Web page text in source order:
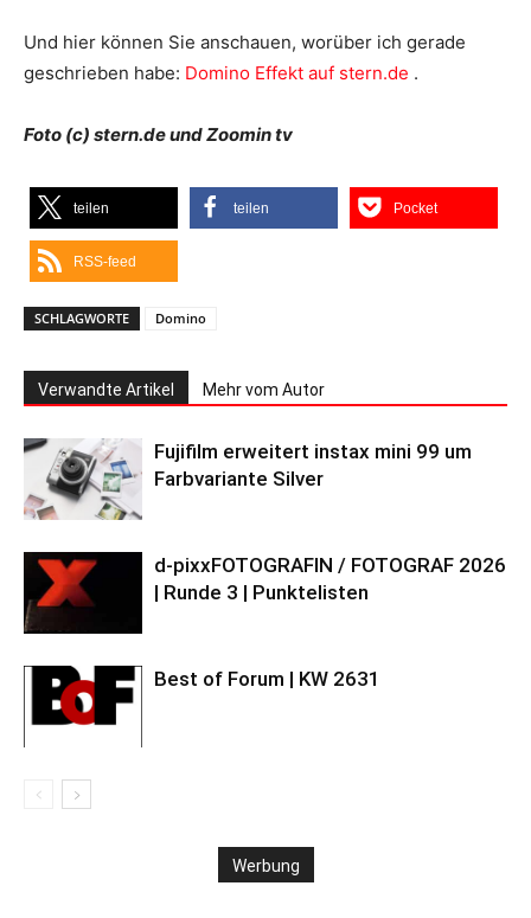
Und hier können Sie anschauen, worüber ich gerade
geschrieben habe: Domino Effekt auf stern.de .
Foto (c) stern.de und Zoomin tv
teilen teilen Pocket
RSS-feed
SCHLAGWORTE Domino
Verwandte Artikel Mehr vom Autor
Fujifilm erweitert instax mini 99 um
Farbvariante Silver
d-pixxFOTOGRAFIN / FOTOGRAF 2026
| Runde 3 | Punktelisten
Best of Forum | KW 2631
Werbung